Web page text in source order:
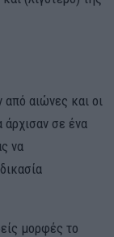
από αιώνες και οι
άρχισαν σε ένα
να
μορφές το